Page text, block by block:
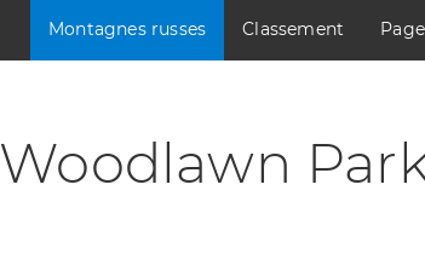
Montagnes russes Classement Page
Woodlawn